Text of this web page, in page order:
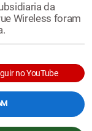
da
Wireless foram
no YouTube